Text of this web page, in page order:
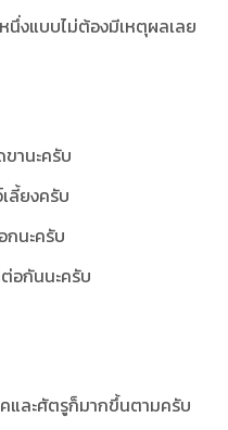
นึ่งแบบไม่ต้องมีเหตุผลเลย
านะครับ
ลี้ยงครับ
กนะครับ
อกันนะครับ
และศัตรูก็มากขึ้นตามครับ